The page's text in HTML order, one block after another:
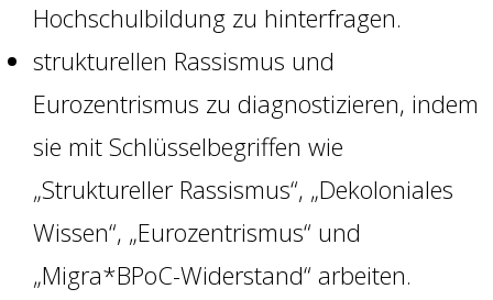
Hochschulbildung zu hinterfragen.
strukturellen Rassismus und
Eurozentrismus zu diagnostizieren, indem
sie mit Schlüsselbegriffen wie
„Struktureller Rassismus“, „Dekoloniales
Wissen“, „Eurozentrismus“ und
„Migra*BPoC-Widerstand“ arbeiten.